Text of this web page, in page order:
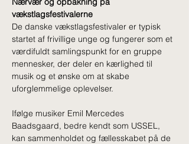
vækstlagsfestivalerne
De danske vækstlagsfestivaler er typisk
startet af frivillige unge og fungerer som et
værdifuldt samlingspunkt for en gruppe
mennesker, der deler en kærlighed til
musik og et ønske om at skabe
uforglemmelige oplevelser.
Ifølge musiker Emil Mercedes
Baadsgaard, bedre kendt som USSEL,
kan sammenholdet og fællesskabet på de